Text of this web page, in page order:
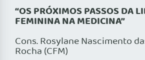
“OS PRÓXIMOS PASSOS DA
FEMININA NA MEDICINA”
Cons. Rosylane Nascimento
Rocha (CFM)